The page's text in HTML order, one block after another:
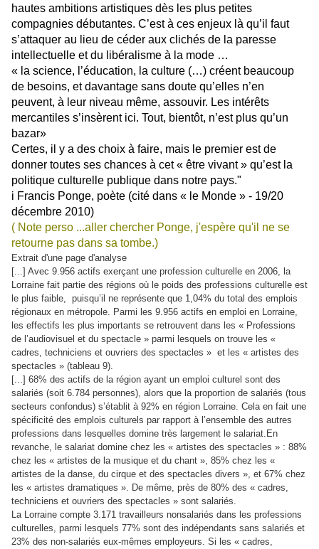
hautes ambitions artistiques dès les plus petites
compagnies débutantes. C’est à ces enjeux là qu’il faut
s’attaquer au lieu de céder aux clichés de la paresse
intellectuelle et du libéralisme à la mode …
« la science, l’éducation, la culture (…) créent beaucoup
de besoins, et davantage sans doute qu’elles n’en
peuvent, à leur niveau même, assouvir. Les intérêts
mercantiles s’insèrent ici. Tout, bientôt, n’est plus qu’un
bazar»
Certes, il y a des choix à faire, mais le premier est de
donner toutes ses chances à cet « être vivant » qu’est la
politique culturelle publique dans notre pays."
i Francis Ponge, poète (cité dans « le Monde » - 19/20
décembre 2010)
( Note perso ...aller chercher Ponge, j'espère qu'il ne se
retourne pas dans sa tombe.)
Extrait d'une page d'analyse
[...] Avec 9.956 actifs exerçant une profession culturelle en 2006, la
Lorraine fait partie des régions où le poids des professions culturelle est
le plus faible, puisqu’il ne représente que 1,04% du total des emplois
régionaux en métropole. Parmi les 9.956 actifs en emploi en Lorraine,
les effectifs les plus importants se retrouvent dans les « Professions
de l’audiovisuel et du spectacle » parmi lesquels on trouve les «
cadres, techniciens et ouvriers des spectacles » et les « artistes des
spectacles » (tableau 9).
[...] 68% des actifs de la région ayant un emploi culturel sont des
salariés (soit 6.784 personnes), alors que la proportion de salariés (tous
secteurs confondus) s’établit à 92% en région Lorraine. Cela en fait une
spécificité des emplois culturels par rapport à l’ensemble des autres
professions dans lesquelles domine très largement le salariat.En
revanche, le salariat domine chez les « artistes des spectacles » : 88%
chez les « artistes de la musique et du chant », 85% chez les «
artistes de la danse, du cirque et des spectacles divers », et 67% chez
les « artistes dramatiques ». De même, près de 80% des « cadres,
techniciens et ouvriers des spectacles » sont salariés.
La Lorraine compte 3.171 travailleurs nonsalariés dans les professions
culturelles, parmi lesquels 77% sont des indépendants sans salariés et
23% des non-salariés eux-mêmes employeurs. Si les « cadres,